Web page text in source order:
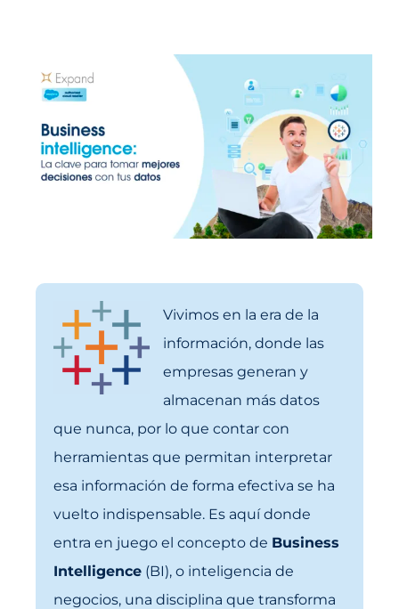
Vivimos en la era de la
información, donde las
empresas generan y
almacenan más datos
que nunca, por lo que contar con
herramientas que permitan interpretar
esa información de forma efectiva se ha
vuelto indispensable. Es aquí donde
entra en juego el concepto de Business
Intelligence(BI), o inteligencia de
negocios, una disciplina que transforma